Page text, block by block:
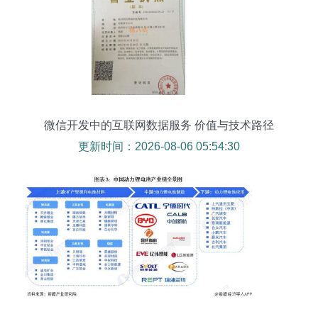
微信开发中的互联网数据服务 价值与技术路径
更新时间：2026-08-06 05:54:30